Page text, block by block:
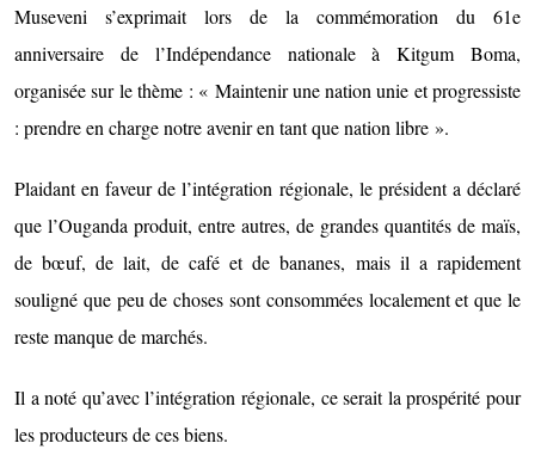
Museveni s’exprimait lors de la commémoration du 61e
anniversaire de l’Indépendance nationale à Kitgum Boma,
organisée sur le thème : « Maintenir une nation unie et progressiste
: prendre en charge notre avenir en tant que nation libre ».
Plaidant en faveur de l’intégration régionale, le président a déclaré
que l’Ouganda produit, entre autres, de grandes quantités de maïs,
de bœuf, de lait, de café et de bananes, mais il a rapidement
souligné que peu de choses sont consommées localement et que le
reste manque de marchés.
Il a noté qu’avec l’intégration régionale, ce serait la prospérité pour
les producteurs de ces biens.